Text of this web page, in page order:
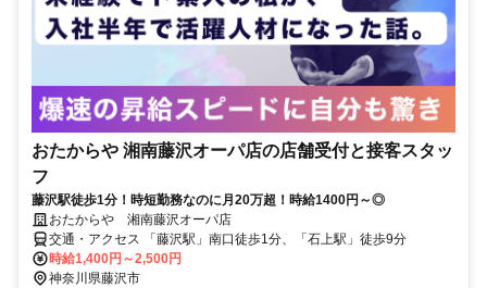
おたからや 湘南藤沢オーパ店の店舗受付と接客スタッ
フ
藤沢駅徒歩1分！時短勤務なのに月20万超！時給1400円～◎
おたからや 湘南藤沢オーパ店
交通・アクセス 「藤沢駅」南口徒歩1分、「石上駅」徒歩9分
時給1,400円～2,500円
神奈川県藤沢市